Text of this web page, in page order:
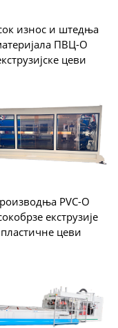
износ и штедња
ПВЦ-О
цеви
PVC-O
екструзије
пластичне цеви